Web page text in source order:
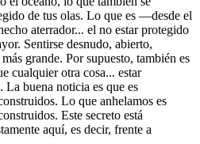
de tus olas. Lo que es —desde el
aterrador... el no estar protegido
Sentirse desnudo, abierto,
grande. Por supuesto, también es
cualquier otra cosa... estar
La buena noticia es que es
Lo que anhelamos es
Este secreto está
aquí, es decir, frente a